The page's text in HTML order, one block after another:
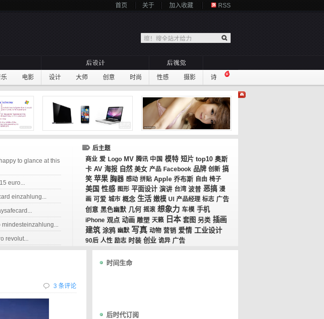
首页 关于 加入收藏 RSS
电影 设计 大师 创意 时尚 性感 摄影 诗
to glance at this
euro...
einzahlung...
revolut...
后主题
商业 爱 Logo MV 腾讯 中国 模特 短片 top10 奥斯
卡 AV 海报 自然 美女 产品 Facebook 品牌 创新 搞
笑 苹果 胸器 感动 拼贴 Apple 乔布斯 自由 椅子
美国 性感 图形 平面设计 演讲 台湾 波普 恶搞 漫
画 可爱 城市 概念 生活 嫩模 UI 产品经理 标志 广告
创意 黑色幽默 几何 摇滚 想象力 车模 手机
iPhone 观点 动画 雕塑 天籁 日本 套图 另类 插画
建筑 涂鸦 幽默 写真 动物 营销 爱情 工业设计
90后 人性 励志 时装 创业 诡异 广告
3 条评论
时间生命
后时代订阅